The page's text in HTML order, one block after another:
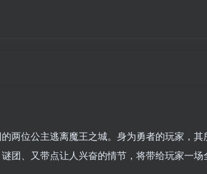
两位公主逃离魔王之城。身为勇者的玩家，
团、又带点让人兴奋的情节，将带给玩家一场